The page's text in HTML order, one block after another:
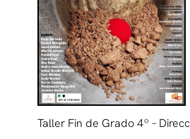
Taller Fin de Grado 4º –